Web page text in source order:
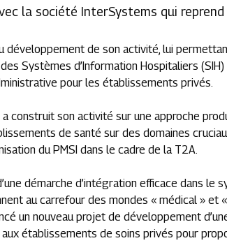
la société InterSystems qui
développement de son activité, lui
Systèmes d’Information Hospitaliers
pour les établissements privés.
construit son activité sur une approche
de santé sur des domaines
du PMSI dans le cadre de la T2A.
démarche d’intégration efficace dans le
au carrefour des mondes « médical » et
un nouveau projet de développement
établissements de soins privés pour